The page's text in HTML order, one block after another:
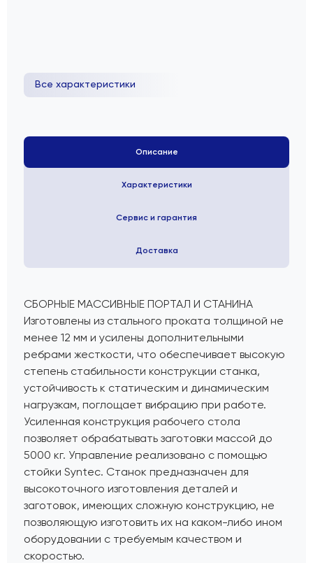
Все характеристики
Описание
Характеристики
Сервис и гарантия
Доставка
СБОРНЫЕ МАССИВНЫЕ ПОРТАЛ И СТАНИНА
Изготовлены из стального проката толщиной не
менее 12 мм и усилены дополнительными
ребрами жесткости, что обеспечивает высокую
степень стабильности конструкции станка,
устойчивость к статическим и динамическим
нагрузкам, поглощает вибрацию при работе.
Усиленная конструкция рабочего стола
позволяет обрабатывать заготовки массой до
5000 кг. Управление реализовано с помощью
стойки Syntec. Станок предназначен для
высокоточного изготовления деталей и
заготовок, имеющих сложную конструкцию, не
позволяющую изготовить их на каком-либо ином
оборудовании с требуемым качеством и
скоростью.